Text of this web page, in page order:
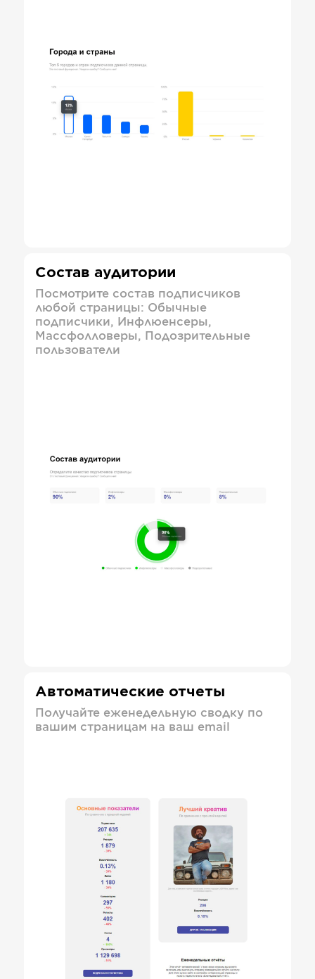
Состав аудитории
Посмотрите состав подписчиков
любой страницы: Обычные
подписчики, Инфлюенсеры,
Массфолловеры, Подозрительные
пользователи
Автоматические отчеты
Получайте еженедельную сводку по
вашим страницам на ваш email